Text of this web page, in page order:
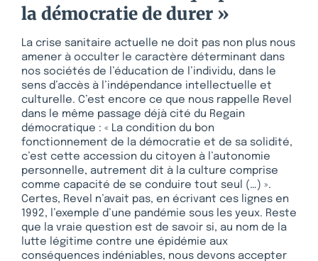
la démocratie de durer »
La crise sanitaire actuelle ne doit pas non plus nous
amener à occulter le caractère déterminant dans
nos sociétés de l’éducation de l’individu, dans le
sens d’accès à l’indépendance intellectuelle et
culturelle. C’est encore ce que nous rappelle Revel
dans le même passage déjà cité du Regain
démocratique : « La condition du bon
fonctionnement de la démocratie et de sa solidité,
c’est cette accession du citoyen à l’autonomie
personnelle, autrement dit à la culture comprise
comme capacité de se conduire tout seul (…) ».
Certes, Revel n’avait pas, en écrivant ces lignes en
1992, l’exemple d’une pandémie sous les yeux. Reste
que la vraie question est de savoir si, au nom de la
lutte légitime contre une épidémie aux
conséquences indéniables, nous devons accepter